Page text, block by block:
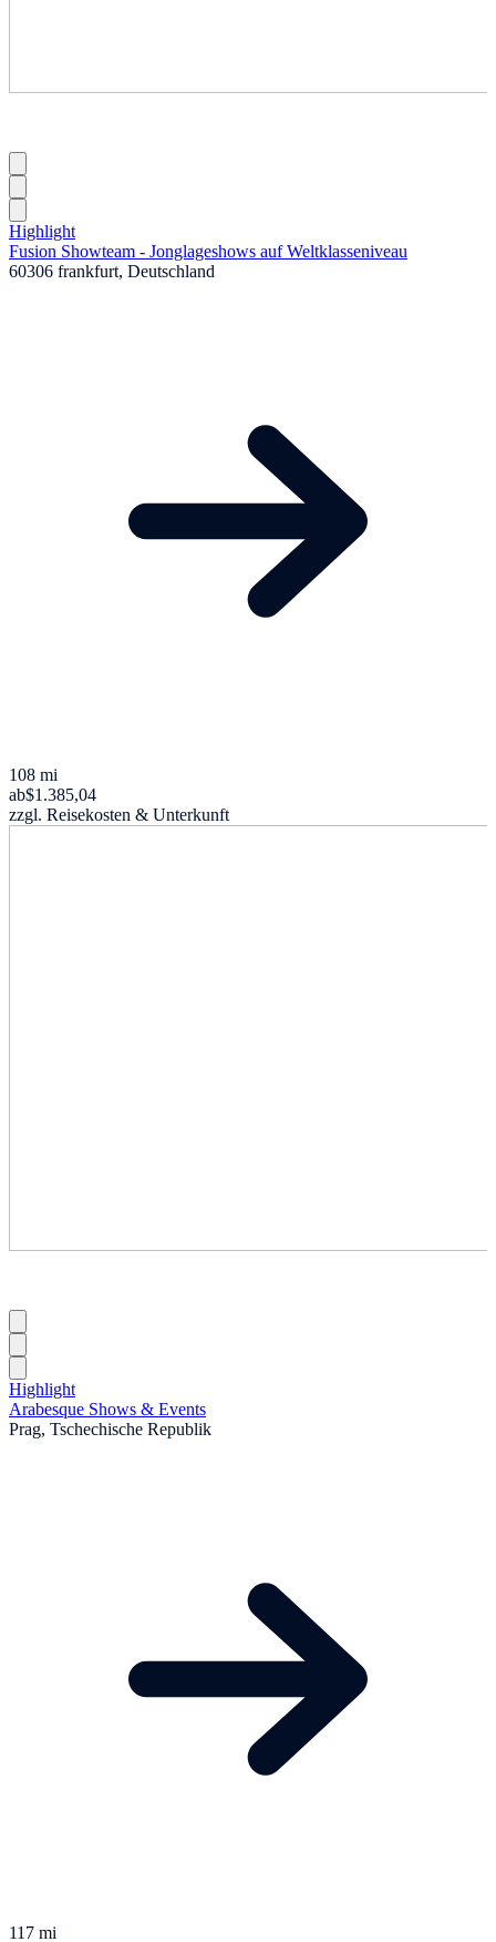
Highlight
Fusion Showteam - Jonglageshows auf Weltklasseniveau
60306 frankfurt, Deutschland
108 mi
ab$1.385,04
zzgl. Reisekosten & Unterkunft
Highlight
Arabesque Shows & Events
Prag, Tschechische Republik
117 mi